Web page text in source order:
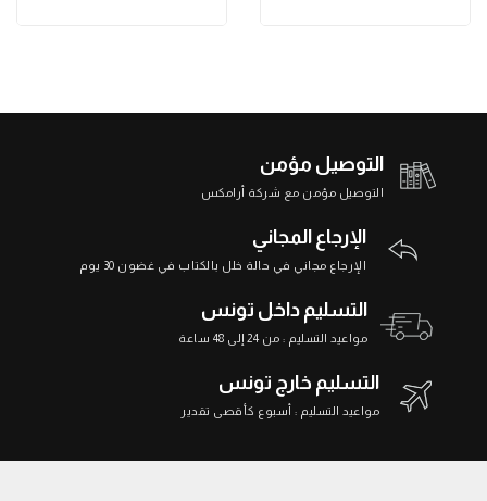
التوصيل مؤمن
التوصيل مؤمن مع شركة أرامكس
الإرجاع المجاني
الإرجاع مجاني في حالة خلل بالكتاب في غضون 30 يوم
التسليم داخل تونس
مواعيد التسليم : من 24 إلى 48 ساعة
التسليم خارج تونس
مواعيد التسليم : أسبوع كأقصى تقدير